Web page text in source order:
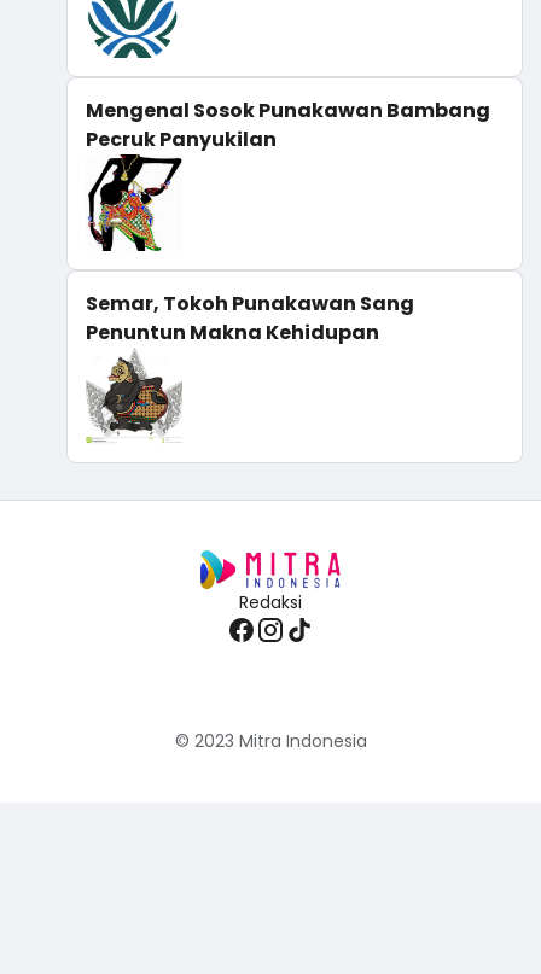
Mengenal Sosok Punakawan Bambang
Pecruk Panyukilan
Semar, Tokoh Punakawan Sang
Penuntun Makna Kehidupan
Redaksi
© 2023 Mitra Indonesia